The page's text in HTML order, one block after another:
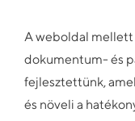
A weboldal
dokumentum- és
fejlesztettünk,
és növeli a